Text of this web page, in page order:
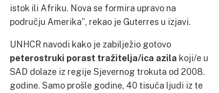
istok ili Afriku. Nova se formira upravo na
području Amerika”, rekao je Guterres u izjavi.
UNHCR navodi kako je zabilježio gotovo
peterostruki porast tražitelja/ica azila koji/e u
SAD dolaze iz regije Sjevernog trokuta od 2008.
godine. Samo prošle godine, 40 tisuća ljudi iz te